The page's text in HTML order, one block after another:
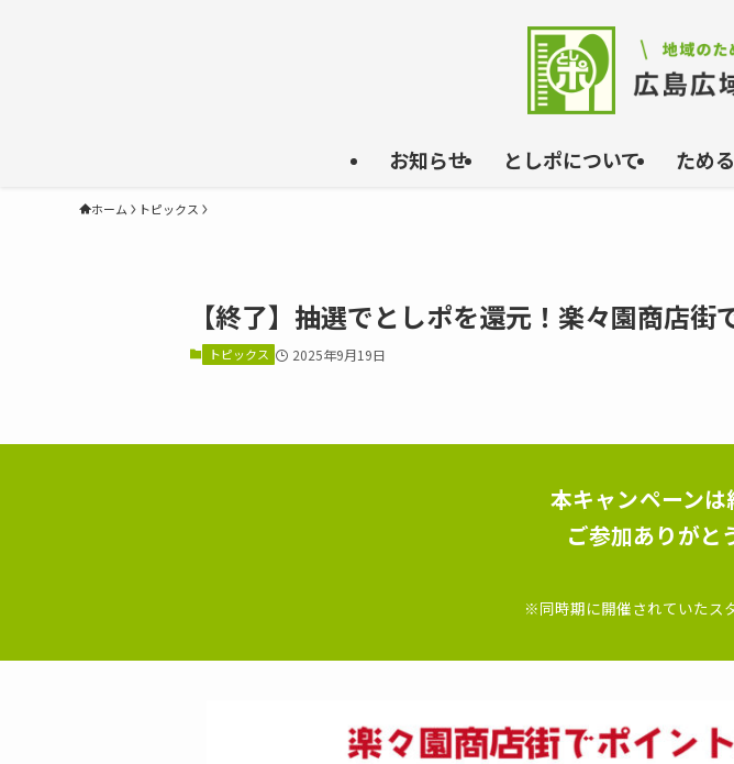
お知らせ としポについて ため
ホーム トピックス
【終了】抽選でとしポを還元！楽々園商店
トピックス 2025年9月19日
本キャンペーンは
ご参加ありがと
※同時期に開催されていたス